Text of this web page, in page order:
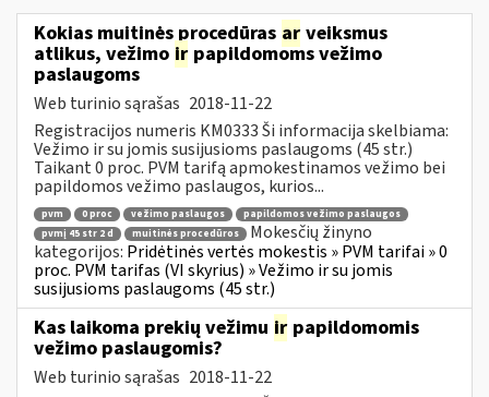
Kokias muitinės procedūras ar veiksmus
atlikus, vežimo ir papildomoms vežimo
paslaugoms
Web turinio sąrašas 2018-11-22
Registracijos numeris KM0333 Ši informacija skelbiama:
Vežimo ir su jomis susijusioms paslaugoms (45 str.)
Taikant 0 proc. PVM tarifą apmokestinamos vežimo bei
papildomos vežimo paslaugos, kurios...
pvm 0 proc vežimo paslaugos
papildomos vežimo paslaugos
pvmį 45 str 2 d
muitinės procedūros
Mokesčių žinyno
kategorijos: Pridėtinės vertės mokestis » PVM tarifai » 0
proc. PVM tarifas (VI skyrius) » Vežimo ir su jomis
susijusioms paslaugoms (45 str.)
Kas laikoma prekių vežimu ir papildomomis
vežimo paslaugomis?
Web turinio sąrašas 2018-11-22